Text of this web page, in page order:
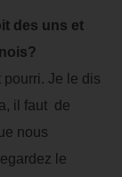
des uns et
pourri. Je le dis
il faut de
nous
le